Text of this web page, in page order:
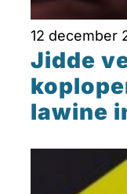
12 december
Jidde
lawine